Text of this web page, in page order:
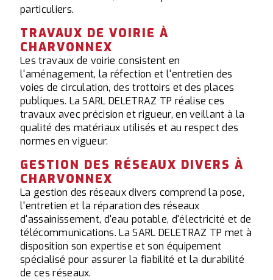
particuliers.
TRAVAUX DE VOIRIE À
CHARVONNEX
Les travaux de voirie consistent en
l'aménagement, la réfection et l'entretien des
voies de circulation, des trottoirs et des places
publiques. La SARL DELETRAZ TP réalise ces
travaux avec précision et rigueur, en veillant à la
qualité des matériaux utilisés et au respect des
normes en vigueur.
GESTION DES RÉSEAUX DIVERS À
CHARVONNEX
La gestion des réseaux divers comprend la pose,
l'entretien et la réparation des réseaux
d'assainissement, d'eau potable, d'électricité et de
télécommunications. La SARL DELETRAZ TP met à
disposition son expertise et son équipement
spécialisé pour assurer la fiabilité et la durabilité
de ces réseaux.